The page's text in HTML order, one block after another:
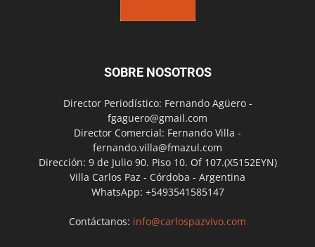
SOBRE NOSOTROS
Director Periodístico: Fernando Agüero -
fgaguero@gmail.com
Director Comercial: Fernando Villa -
fernando.villa@fmazul.com
Dirección: 9 de Julio 90. Piso 10. Of 107.(X5152EYN)
Villa Carlos Paz - Córdoba - Argentina
WhatsApp: +5493541585147
Contáctanos: info@carlospazvivo.com